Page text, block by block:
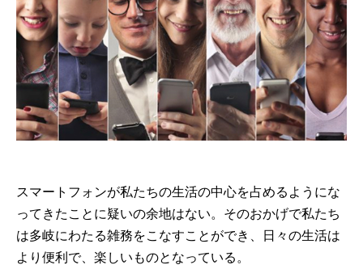
スマートフォンが私たちの生活の中心を占めるようにな
ってきたことに疑いの余地はない。そのおかげで私たち
は多岐にわたる雑務をこなすことができ、日々の生活は
より便利で、楽しいものとなっている。